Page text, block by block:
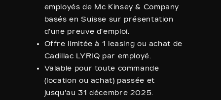
employés de Mc Kinsey & Company
basés en Suisse sur présentation
d'une preuve d'emploi.
Offre limitée à 1 leasing ou achat de
Cadillac LYRIQ par employé.
Valable pour toute commande
(location ou achat) passée et
jusqu'au 31 décembre 2025.